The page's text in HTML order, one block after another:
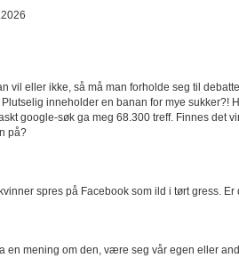
vil eller ikke, så må man forholde seg til
inneholder en banan for mye sukker?!
google-søk ga meg 68.300 treff. Finnes det
på?
spres på Facebook som ild i tørt gress.
en mening om den, være seg vår egen eller